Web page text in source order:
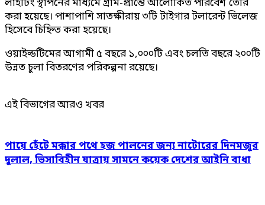
লাইটিং স্থাপনের মাধ্যমে গ্রাম-প্রান্তে আলোকিত পরিবেশ তৈরি
করা হয়েছে। পাশাপাশি সাতক্ষীরায় ৩টি টাইগার টলারেন্ট ভিলেজ
হিসেবে চিহ্নিত করা হয়েছে।
ওয়াইল্ডটিমের আগামী ৫ বছরে ১,০০০টি এবং চলতি বছরে ২০০টি
উন্নত চুলা বিতরণের পরিকল্পনা রয়েছে।
এই বিভাগের আরও খবর
পায়ে হেঁটে মক্কার পথে হজ পালনের জন্য নাটোরের দিনমজুর
দুলাল, ভিসাবিহীন যাত্রায় সামনে কয়েক দেশের আইনি বাধা